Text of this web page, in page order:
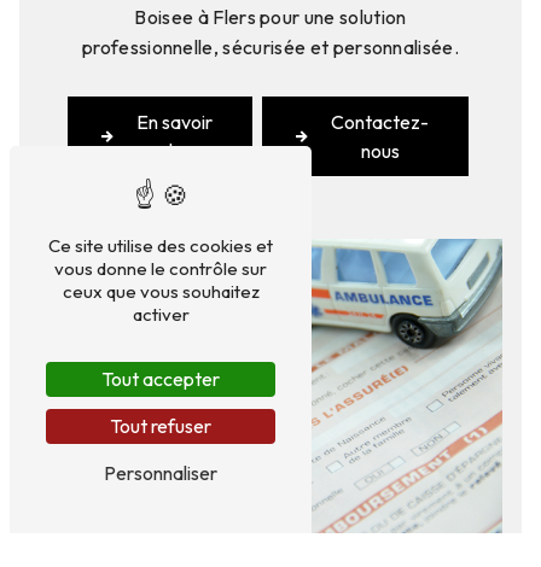
Boisee à Flers pour une solution
professionnelle, sécurisée et personnalisée.
En savoir
plus
Contactez-
nous
Ce site utilise des cookies et
vous donne le contrôle sur
ceux que vous souhaitez
activer
Tout accepter
Tout refuser
Personnaliser